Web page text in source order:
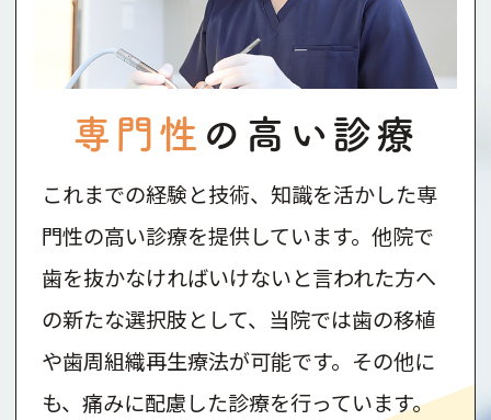
専門性 の高い診療
これまでの経験と技術、知識を活かした専
門性の高い診療を提供しています。他院で
歯を抜かなければいけないと言われた方へ
の新たな選択肢として、当院では歯の移植
や歯周組織再生療法が可能です。その他に
も、痛みに配慮した診療を行っています。